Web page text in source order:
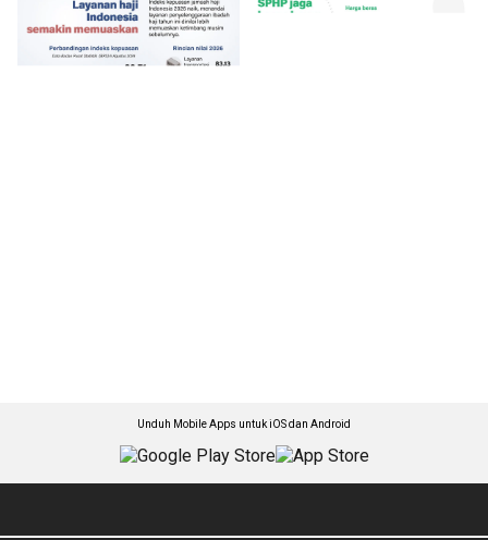
Unduh Mobile Apps untuk iOS dan Android